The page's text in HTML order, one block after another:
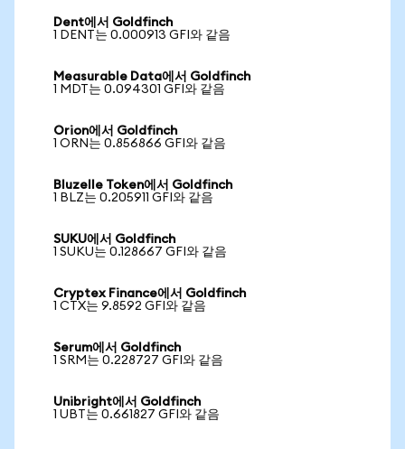
Dent에서 Goldfinch
1 DENT는 0.000913 GFI와 같음
Measurable Data에서 Goldfinch
1 MDT는 0.094301 GFI와 같음
Orion에서 Goldfinch
1 ORN는 0.856866 GFI와 같음
Bluzelle Token에서 Goldfinch
1 BLZ는 0.205911 GFI와 같음
SUKU에서 Goldfinch
1 SUKU는 0.128667 GFI와 같음
Cryptex Finance에서 Goldfinch
1 CTX는 9.8592 GFI와 같음
Serum에서 Goldfinch
1 SRM는 0.228727 GFI와 같음
Unibright에서 Goldfinch
1 UBT는 0.661827 GFI와 같음